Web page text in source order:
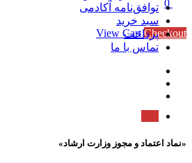
0
Subtotal
0 تومان
View CartCheckout
توافق‌نامه آکادمی
سبد خرید
پرداخت
تماس با ما
«نماد اعتماد و مجوز وزارت ارشاد»